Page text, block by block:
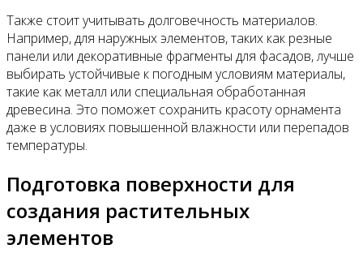
Также стоит учитывать долговечность материалов.
Например, для наружных элементов, таких как резные
панели или декоративные фрагменты для фасадов, лучше
выбирать устойчивые к погодным условиям материалы,
такие как металл или специальная обработанная
древесина. Это поможет сохранить красоту орнамента
даже в условиях повышенной влажности или перепадов
температуры.
Подготовка поверхности для
создания растительных
элементов